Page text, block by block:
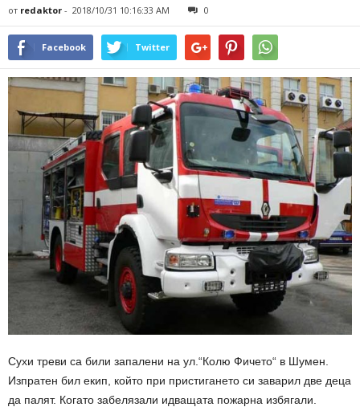
от redaktor - 2018/10/31 10:16:33 AM 0
Facebook Twitter
Сухи треви са били запалени на ул.“Колю Фичето“ в Шумен.
Изпратен бил екип, който при пристигането си заварил две деца
да палят. Когато забелязали идващата пожарна избягали.